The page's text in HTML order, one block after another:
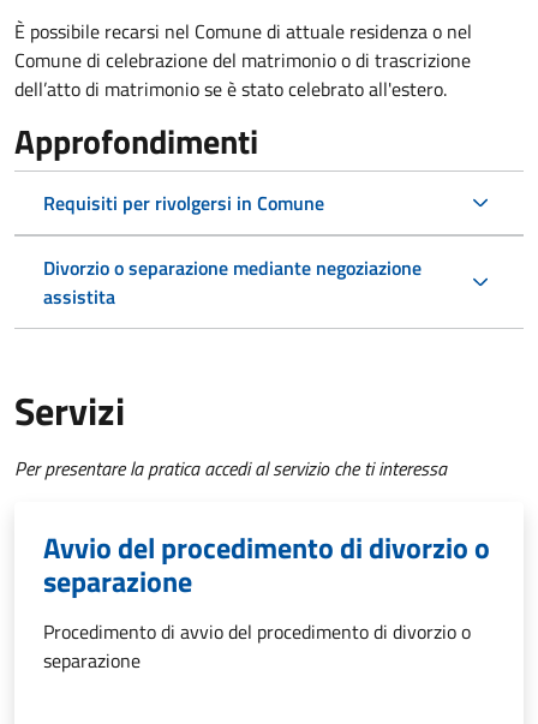
È possibile recarsi nel Comune di attuale residenza o nel
Comune di celebrazione del matrimonio o di trascrizione
dell’atto di matrimonio se è stato celebrato all'estero.
Approfondimenti
Requisiti per rivolgersi in Comune
Divorzio o separazione mediante negoziazione
assistita
Servizi
Per presentare la pratica accedi al servizio che ti interessa
Avvio del procedimento di divorzio o
separazione
Procedimento di avvio del procedimento di divorzio o
separazione